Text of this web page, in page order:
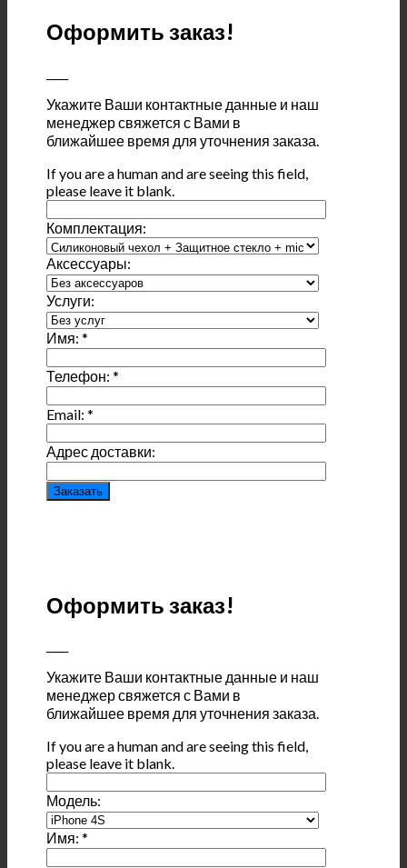
Оформить заказ!
Укажите Ваши контактные данные и наш
менеджер свяжется с Вами в
ближайшее время для уточнения заказа.
If you are a human and are seeing this field,
please leave it blank.
Комплектация:
Аксессуары:
Услуги:
Имя:*
Телефон:*
Email:*
Адрес доставки:
Оформить заказ!
Укажите Ваши контактные данные и наш
менеджер свяжется с Вами в
ближайшее время для уточнения заказа.
If you are a human and are seeing this field,
please leave it blank.
Модель:
Имя:*